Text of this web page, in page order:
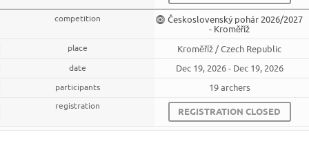
Československý pohár 2026/2027
- Kroměříž
Kroměříž / Czech Republic
Dec 19, 2026 - Dec 19, 2026
19 archers
REGISTRATION CLOSED